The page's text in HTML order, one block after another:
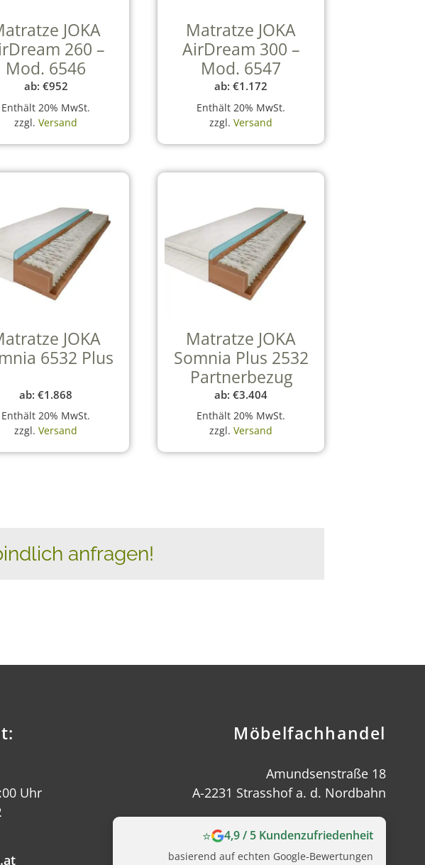
JOKA
260 –
Mod. 6546
ab: €952
Enthält 20% MwSt.
zzgl. Versand
Matratze JOKA
AirDream 300 –
Mod. 6547
ab: €1.172
Enthält 20% MwSt.
zzgl. Versand
JOKA
6532 Plus
ab: €1.868
Enthält 20% MwSt.
zzgl. Versand
Matratze JOKA
Somnia Plus 2532
Partnerbezug
ab: €3.404
Enthält 20% MwSt.
zzgl. Versand
anfragen!
Uhr
Möbelfachhandel
Amundsenstraße 18
A-2231 Strasshof a. d. Nordbahn
⭐ 4,9 / 5 Kundenzufriedenheit
basierend auf echten Google‑Bewertungen